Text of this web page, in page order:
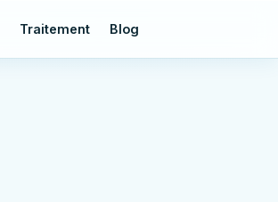
Traitement Blog